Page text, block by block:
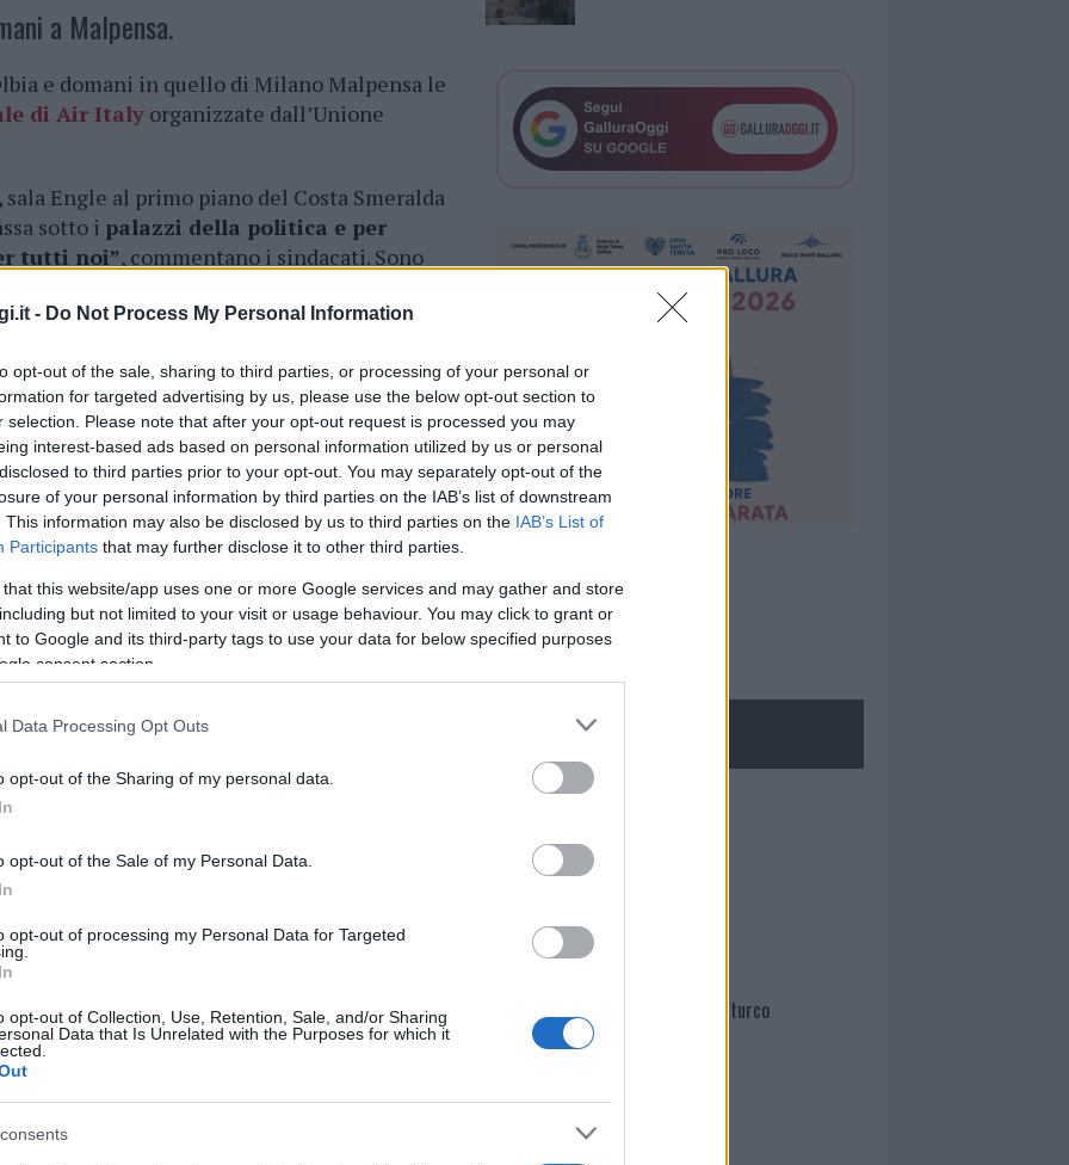
- Do Not Process My Personal Information
opt-out of the sale, sharing to third parties, or processing of your personal or
for targeted advertising by us, please use the below opt-out section to
selection. Please note that after your opt-out request is processed you may
interest-based ads based on personal information utilized by us or personal
to third parties prior to your opt-out. You may separately opt-out of the
of your personal information by third parties on the IAB’s list of downstream
This information may also be disclosed by us to third parties on the IAB’s List of
Participants that may further disclose it to other third parties.
that this website/app uses one or more Google services and may gather and store
but not limited to your visit or usage behaviour. You may click to grant or
to Google and its third-party tags to use your data for below specified purposes
consent section.
Data Processing Opt Outs
opt-out of the Sharing of my personal data.
opt-out of the Sale of my Personal Data.
opt-out of processing my Personal Data for Targeted
opt-out of Collection, Use, Retention, Sale, and/or Sharing
Data that Is Unrelated with the Purposes for which it
a Malpensa.
e domani in quello di Milano Malpensa le
di Air Italy organizzate dall’Unione
Engle al primo piano del Costa Smeralda
sotto i palazzi della politica e per
tutti noi”, commentano i sindacati. Sono
liquidazione della società e in questo
“di sistema” che dia loro una
a Malpensa
futuro dovremo guadagnarcelo con la
È tempo di riavviare la
abbiamo fatto con il presidio al ministero del
Sindacale di Base.
da subito a tutte le organizzazioni
pronti, come al solito, a fare da soli
e non siamo abituati a subire
della vertenza Meridiana-AirItaly è lì a
ricordare”.
nella sezione
NECROLOGIE
Martina Agostina Diturco
I nostri cari